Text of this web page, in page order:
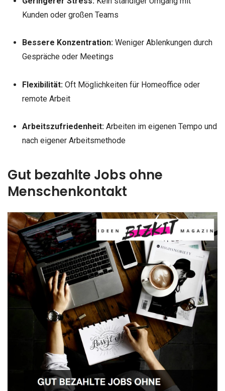
Kunden oder großen Teams
Bessere Konzentration:Weniger Ablenkungen durch
Gespräche oder Meetings
Flexibilität:Oft Möglichkeiten für Homeoffice oder
remote Arbeit
Arbeitszufriedenheit:Arbeiten im eigenen Tempo und
nach eigener Arbeitsmethode
Gut bezahlte Jobs ohne
Menschenkontakt